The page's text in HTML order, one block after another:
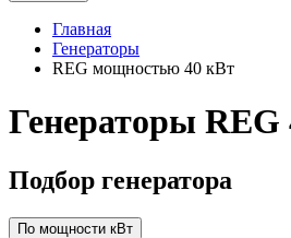
Главная
Генераторы
REG мощностью 40 кВт
Генераторы REG
Подбор генератора
По мощности кВт